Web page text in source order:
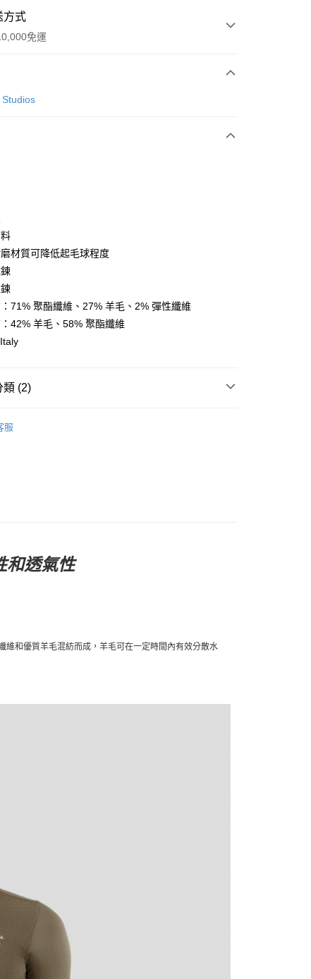
方式
免運
款
滿NT$10,000(含以上)免運費
貨
滿NT$10,000(含以上)免運費
滿NT$10,000(含以上)免運費
滿NT$10,000(含以上)免運費
材質可降低起毛球程度
71% 聚酯纖維、27% 羊毛、2% 彈性纖維
42% 羊毛、58% 聚酯纖維
類 (2)
服
和透氣性
維和優質羊毛混紡而成，羊毛可在一定時間內有效分散水